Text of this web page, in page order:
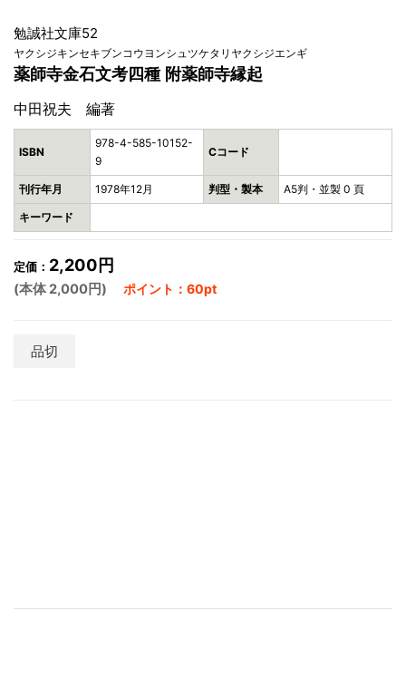
勉誠社文庫52
ヤクシジキンセキブンコウヨンシュツケタリヤクシジエンギ
薬師寺金石文考四種 附薬師寺縁起
中田祝夫 編著
ISBN
978-4-585-10152-
9
Cコード
刊行年月 1978年12月 判型・製本 A5判・並製 0 頁
キーワード
定価： 2,200円
(本体 2,000円) ポイント：60pt
品切